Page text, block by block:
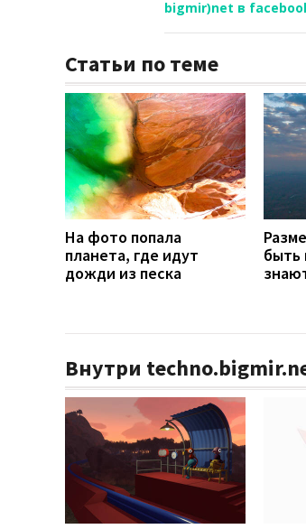
bigmir)net в
Статьи по теме
На фото попала
планета, где идут
дожди из песка
быть
Внутри